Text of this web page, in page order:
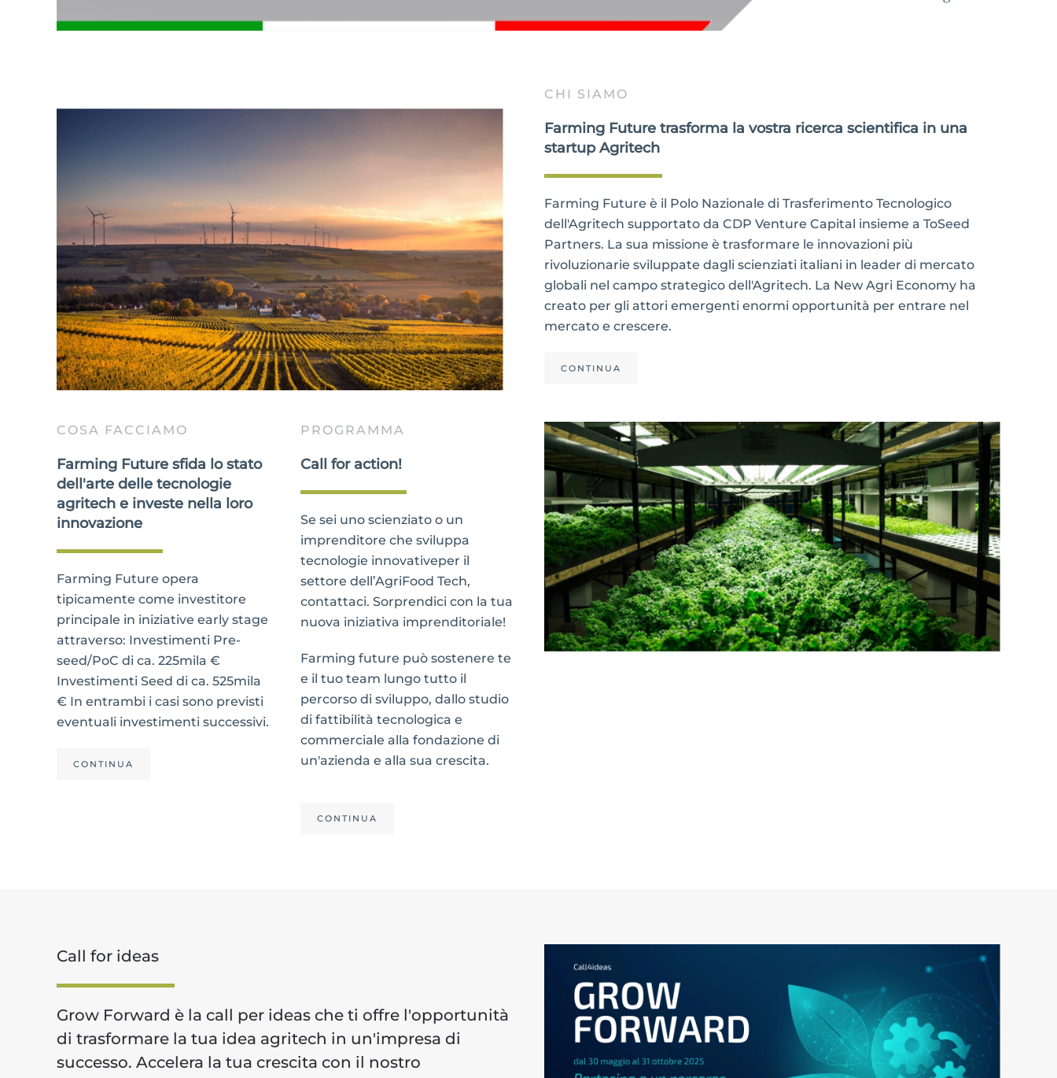
CHI SIAMO
Farming Future trasforma la vostra ricerca scientifica in una
startup Agritech
Farming Future è il Polo Nazionale di Trasferimento Tecnologico
dell'Agritech supportato da CDP Venture Capital insieme a ToSeed
Partners. La sua missione è trasformare le innovazioni più
rivoluzionarie sviluppate dagli scienziati italiani in leader di mercato
globali nel campo strategico dell'Agritech. La New Agri Economy ha
creato per gli attori emergenti enormi opportunità per entrare nel
mercato e crescere.
CONTINUA
COSA FACCIAMO
Farming Future sfida lo stato
dell'arte delle tecnologie
agritech e investe nella loro
innovazione
Farming Future opera
tipicamente come investitore
principale in iniziative early stage
attraverso: Investimenti Pre-
seed/PoC di ca. 225mila €
Investimenti Seed di ca. 525mila
€ In entrambi i casi sono previsti
eventuali investimenti successivi.
CONTINUA
PROGRAMMA
Call for action!
Se sei uno scienziato o un
imprenditore che sviluppa
tecnologie innovativeper il
settore dell’AgriFood Tech,
contattaci. Sorprendici con la tua
nuova iniziativa imprenditoriale!
Farming future può sostenere te
e il tuo team lungo tutto il
percorso di sviluppo, dallo studio
di fattibilità tecnologica e
commerciale alla fondazione di
un'azienda e alla sua crescita.
CONTINUA
Call for ideas
Grow Forward è la call per ideas che ti offre l'opportunità
di trasformare la tua idea agritech in un'impresa di
successo. Accelera la tua crescita con il nostro